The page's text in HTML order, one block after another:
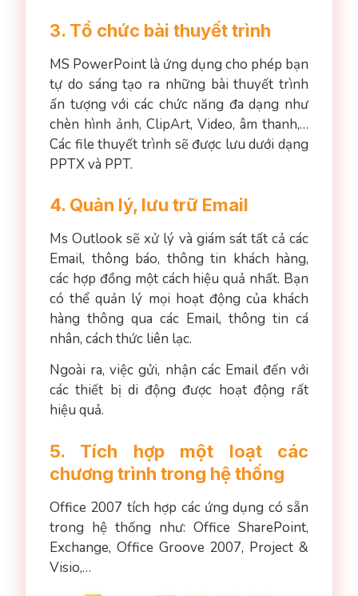
3. Tổ chức bài thuyết trình
MS PowerPoint là ứng dụng cho phép bạn
tự do sáng tạo ra những bài thuyết trình
ấn tượng với các chức năng đa dạng như
chèn hình ảnh, ClipArt, Video, âm thanh,…
Các file thuyết trình sẽ được lưu dưới dạng
PPTX và PPT.
4. Quản lý, lưu trữ Email
Ms Outlook sẽ xử lý và giám sát tất cả các
Email, thông báo, thông tin khách hàng,
các hợp đồng một cách hiệu quả nhất. Bạn
có thể quản lý mọi hoạt động của khách
hàng thông qua các Email, thông tin cá
nhân, cách thức liên lạc.
Ngoài ra, việc gửi, nhận các Email đến với
các thiết bị di động được hoạt động rất
hiệu quả.
5. Tích hợp một loạt các
chương trình trong hệ thống
Office 2007 tích hợp các ứng dụng có sẵn
trong hệ thống như: Office SharePoint,
Exchange, Office Groove 2007, Project &
Visio,…